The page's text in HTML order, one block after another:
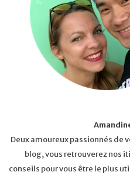
Deux amoureux passionnés de
blog, vous retrouverez nos
conseils pour vous être le plus